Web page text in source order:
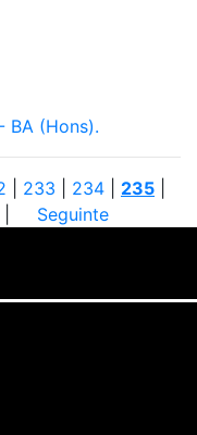
BA (Hons).
233 234 235
Seguinte